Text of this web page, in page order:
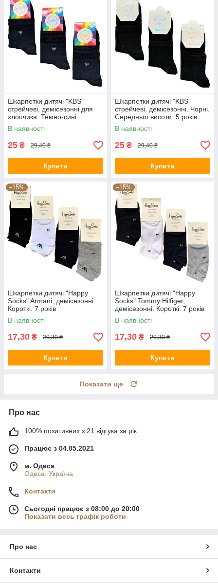
Шкарпетки дитячі "KBS"
стрейчеві, демісезонні для
хлопчика. Темно-сині.
Середньої висоти. 5 років
В наявності
25 ₴ 29,40 ₴
Купити
Шкарпетки дитячі "KBS"
стрейчеві, демісезонні. Чорні.
Середньої висоти. 5 років
В наявності
25 ₴ 29,40 ₴
Купити
–15%
Шкарпетки дитячі "Happy
Socks" Armani, демісезонні.
Короткі. 7 років
В наявності
17,30 ₴ 20,30 ₴
Купити
–15%
Шкарпетки дитячі "Happy
Socks" Tommy Hilfiger,
демісезонні. Короткі. 7 років
В наявності
17,30 ₴ 20,30 ₴
Купити
Показати ще
Про нас
100% позитивних з 21 відгука за рік
Працює з 04.05.2021
м. Одеса
Одеса, Україна
Контакти
Сьогодні працює з 08:00 до 20:00
Показати весь графік роботи
Про нас
Контакти